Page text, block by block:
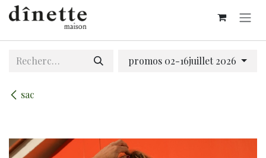
Se rendre au contenu
sac
promos 02-16juillet 2026